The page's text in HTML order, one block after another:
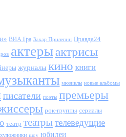
ВИА Гра Захар Прилепин Правда24
актерыактрисы
журналы кино книги
мюзиклы новые альбомы
писатели поэты премьеры
рок-группы сериалы
театр театрытелеведущие
художники шоу юбилеи